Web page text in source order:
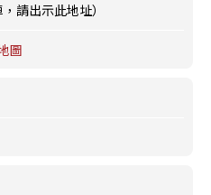
請出示此地址）
圖